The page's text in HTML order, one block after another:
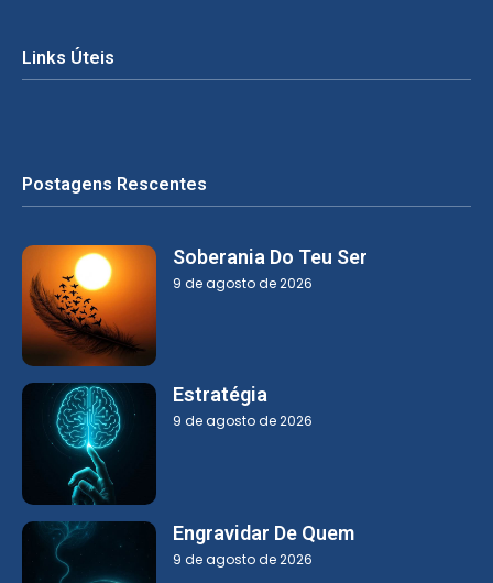
Links Úteis
Postagens Rescentes
Soberania Do Teu Ser
9 de agosto de 2026
Estratégia
9 de agosto de 2026
Engravidar De Quem
9 de agosto de 2026